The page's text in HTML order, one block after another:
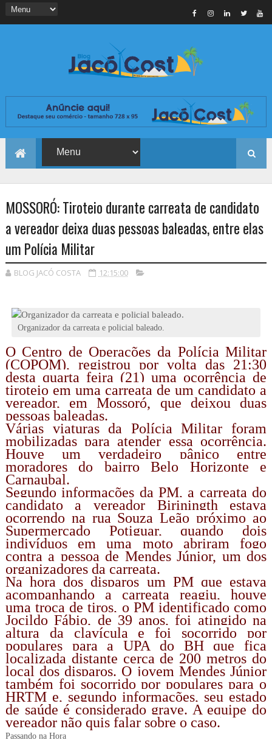
MOSSORÓ: Tiroteio durante carreata de candidato
a vereador deixa duas pessoas baleadas, entre elas
um Polícia Militar
BLOG JACÓ COSTA 12:15:00
Organizador da carreata e policial baleado.
O Centro de Operações da Polícia Militar
(COPOM), registrou por volta das 21:30
desta quarta feira (21) uma ocorrência de
tiroteio em uma carreata de um candidato a
vereador, em Mossoró, que deixou duas
pessoas baleadas.
Várias viaturas da Polícia Militar foram
mobilizadas para atender essa ocorrência.
Houve um verdadeiro pânico entre
moradores do bairro Belo Horizonte e
Carnaubal.
Segundo informações da PM, a carreata do
candidato a vereador Biriningth estava
ocorrendo na rua Souza Leão próximo ao
Supermercado Potiguar, quando dois
indivíduos em uma moto abriram fogo
contra a pessoa de Mendes Júnior, um dos
organizadores da carreata.
Na hora dos disparos um PM que estava
acompanhando a carreata reagiu, houve
uma troca de tiros, o PM identificado como
Jocildo Fábio, de 39 anos, foi atingido na
altura da clavícula e foi socorrido por
populares para a UPA do BH que fica
localizada distante cerca de 200 metros do
local dos disparos. O jovem Mendes Júnior
também foi socorrido por populares para o
HRTM e, segundo informações, seu estado
de saúde é considerado grave. A equipe do
vereador não quis falar sobre o caso.
Passando na Hora